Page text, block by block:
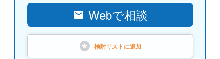
Webで相談
検討リストに追加